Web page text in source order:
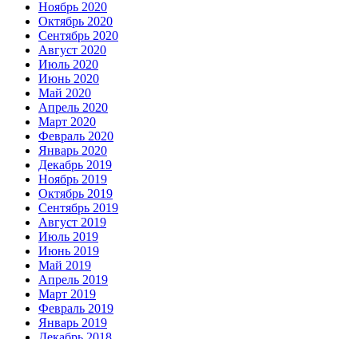
Ноябрь 2020
Октябрь 2020
Сентябрь 2020
Август 2020
Июль 2020
Июнь 2020
Май 2020
Апрель 2020
Март 2020
Февраль 2020
Январь 2020
Декабрь 2019
Ноябрь 2019
Октябрь 2019
Сентябрь 2019
Август 2019
Июль 2019
Июнь 2019
Май 2019
Апрель 2019
Март 2019
Февраль 2019
Январь 2019